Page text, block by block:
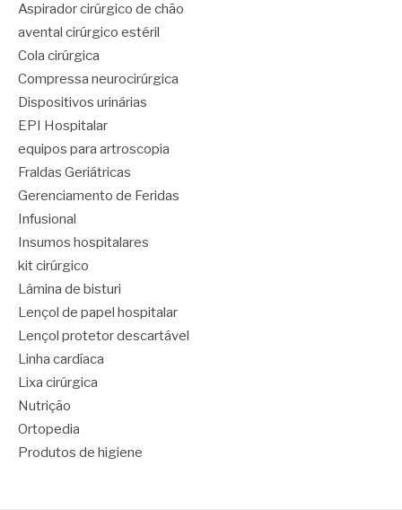
Aspirador cirúrgico de chão
avental cirúrgico estéril
Cola cirúrgica
Compressa neurocirúrgica
Dispositivos urinárias
EPI Hospitalar
equipos para artroscopia
Fraldas Geriátricas
Gerenciamento de Feridas
Infusional
Insumos hospitalares
kit cirúrgico
Lâmina de bisturi
Lençol de papel hospitalar
Lençol protetor descartável
Linha cardíaca
Lixa cirúrgica
Nutrição
Ortopedia
Produtos de higiene